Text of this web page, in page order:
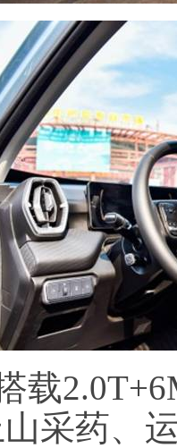
载
山采药、